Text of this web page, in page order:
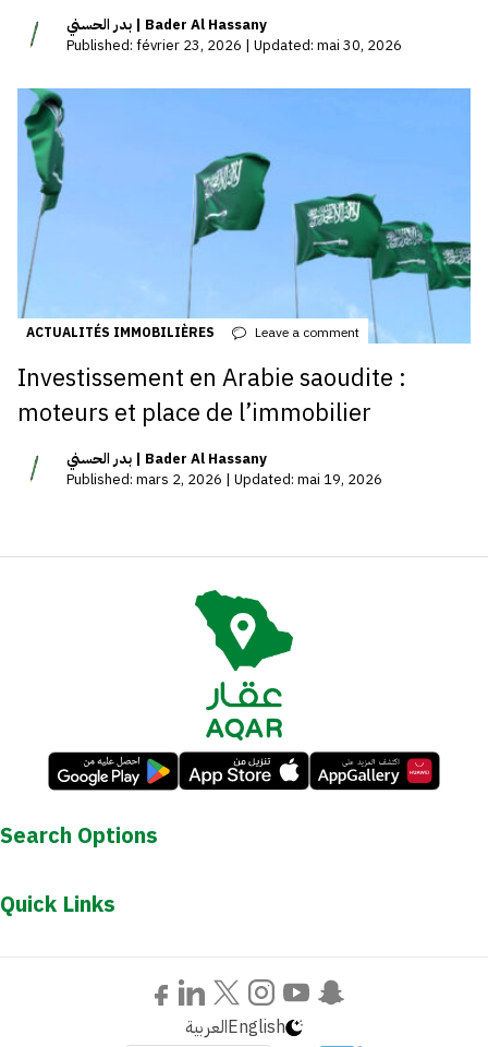
بدر الحسني | Bader Al Hassany
Published: février 23, 2026 | Updated: mai 30, 2026
ACTUALITÉS IMMOBILIÈRES Leave a comment
Investissement en Arabie saoudite :
moteurs et place de l’immobilier
بدر الحسني | Bader Al Hassany
Published: mars 2, 2026 | Updated: mai 19, 2026
Search Options
Quick Links
العربيةEnglish